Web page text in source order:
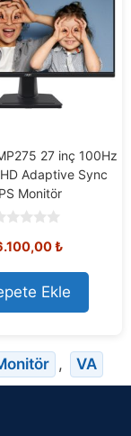
27 inç 100Hz
Adaptive Sync
Monitör
₺
Ekle
, VA